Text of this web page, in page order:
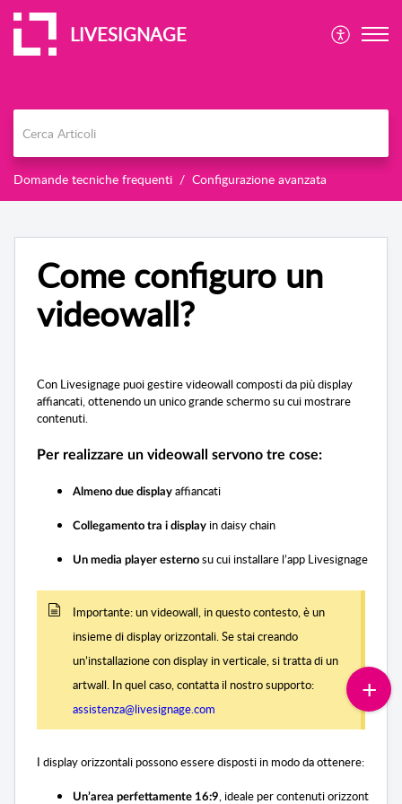
LIVESIGNAGE
Domande tecniche frequenti Configurazione avanzata
Come configuro un
videowall?
Con Livesignage puoi gestire videowall composti da più display
affiancati, ottenendo un unico grande schermo su cui mostrare
contenuti.
Per realizzare un videowall servono tre cose:
Almeno due display affiancati
Collegamento tra i display in daisy chain
Un media player esterno su cui installare l’app Livesignage
Importante: un videowall, in questo contesto, è un
insieme di display orizzontali. Se stai creando
un’installazione con display in verticale, si tratta di un
artwall. In quel caso, contatta il nostro supporto:
assistenza@livesignage.com
I display orizzontali possono essere disposti in modo da ottenere:
Un’area perfettamente 16:9, ideale per contenuti orizzontali